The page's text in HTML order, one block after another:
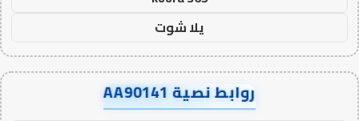
يلا شوت
روابط نصية AA90141